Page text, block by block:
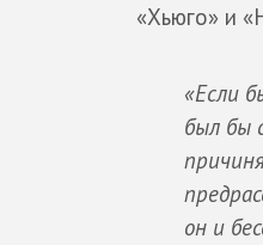
«Хьюго» и
«Если
был бы
он и